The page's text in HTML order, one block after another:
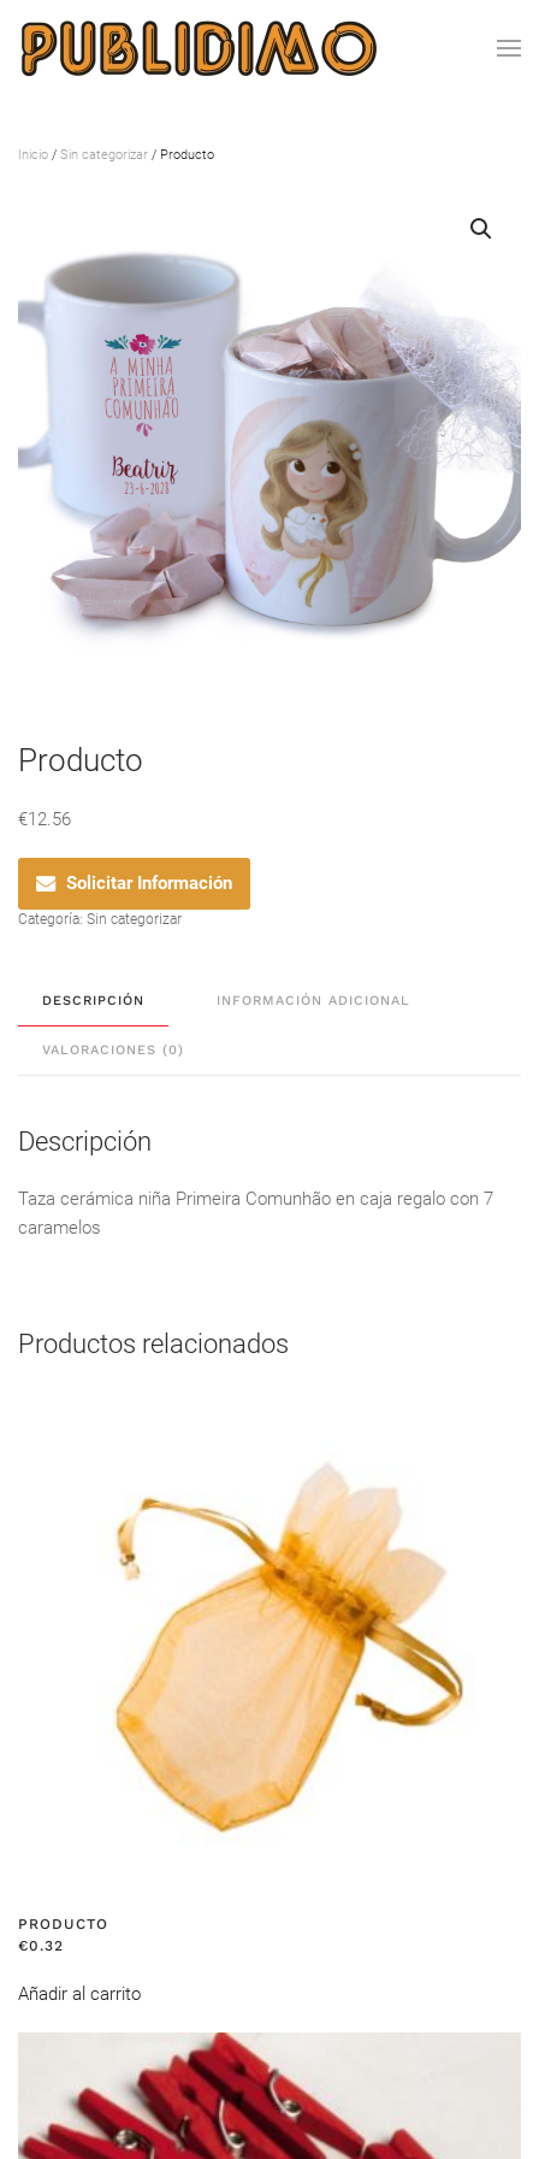
Inicio / Sin categorizar / Producto
Producto
€12.56
Solicitar Información
Categoría: Sin categorizar
DESCRIPCIÓN INFORMACIÓN ADICIONAL
VALORACIONES (0)
Descripción
Taza cerámica niña Primeira Comunhão en caja regalo con 7
caramelos
Productos relacionados
PRODUCTO
€0.32
Añadir al carrito